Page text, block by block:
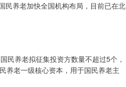
养老加快全国机构布局，目前已在北
养老拟征集投资方数量不超过5个，
养老一级核心资本，用于国民养老主